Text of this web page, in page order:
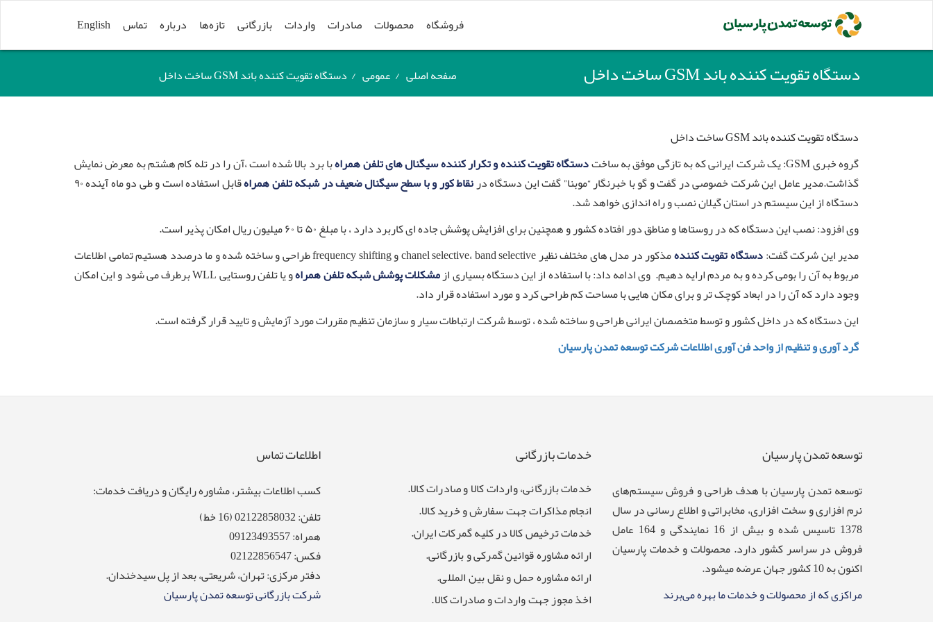
فروشگاه محصولات صادرات واردات بازرگانی تازه‌ها درباره تماس English
دستگاه تقویت کننده باند GSM ساخت داخل صفحه اصلی / عمومی / دستگاه تقویت کننده باند GSM ساخت داخل
دستگاه تقویت کننده باند GSM ساخت داخل
گروه خبری GSM: یک شرکت ایرانی که به تازگی موفق به ساخت
دستگاه تقویت کننده و تکرار کننده سیگنال های تلفن همراهبا برد بالا شده است ،آن را در تله کام هشتم به معرض نمایش
گذاشت.مدیر عامل این شرکت خصوصی در گفت و گو با خبرنگار “موبنا” گفت این دستگاه درنقاط کور و با سطح سیگنال ضعیف در شبکه تلفن همراه
قابل استفاده است و طی دو ماه آینده ۹۰
دستگاه از این سیستم در استان گیلان نصب و راه اندازی خواهد شد.
وی افزود: نصب این دستگاه که در روستاها و مناطق دور افتاده کشور و همچنین برای افزایش پوشش جاده ای کاربرد دارد ، با مبلغ ۵۰ تا ۶۰ میلیون ریال امکان پذیر است.
مدیر این شرکت گفت:دستگاه تقویت کننده
مذکور در مدل های مختلف نظیر chanel selective، band selective و frequency shifting طراحی و ساخته شده و ما درصدد هستیم تمامی اطلاعات
مربوط به آن را بومی کرده و به مردم ارایه دهیم. وی ادامه داد: با استفاده از این دستگاه بسیاری ازمشکلات پوشش شبکه تلفن همراه
و یا تلفن روستایی WLL برطرف می شود و این امکان
وجود دارد که آن را در ابعاد کوچک تر و برای مکان هایی با مساحت کم طراحی کرد و مورد استفاده قرار داد.
این دستگاه که در داخل کشور و توسط متخصصان ایرانی طراحی و ساخته شده ، توسط شرکت ارتباطات سیار و سازمان تنظیم مقررات مورد آزمایش و تایید قرار گرفته است.
گرد آوری و تنظیم از واحد فن آوری اطلاعات شرکت توسعه تمدن پارسیان
توسعه تمدن پارسیان
توسعه تمدن پارسيان با هدف طراحی و فروش سيستم‌های
نرم افزاری و سخت افزاری، مخابراتی و اطلاع رسانی در سال
1378 تاسیس شده و بیش از 16 نمایندگی و 164 عامل
فروش در سراسر کشور دارد. محصولات و خدمات پارسیان
اکنون به 10 کشور جهان عرضه میشود.
مراکزی که از محصولات و خدمات ما بهره می‌برند
خدمات بازرگانی
خدمات بازرگانی، واردات کالا و صادرات کالا.
انجام مذاکرات جهت سفارش و خرید کالا.
خدمات ترخیص کالا در کلیه گمرکات ایران.
ارائه مشاوره قوانین گمرکی و بازرگانی.
ارائه مشاوره حمل و نقل بین المللی.
اخذ مجوز جهت واردات و صادرات کالا.
اطلاعات تماس
کسب اطلاعات بیشتر، مشاوره رایگان و دریافت خدمات:
تلفن: 02122858032 (16 خط)
همراه: 09123493557
فکس: 02122856547
دفتر مرکزی: تهران، شریعتی، بعد از پل سیدخندان.
شرکت بازرگانی توسعه تمدن پارسیان